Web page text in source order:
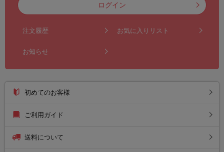
ログイン
注文履歴 お気に入りリスト
お知らせ
初めてのお客様
ご利用ガイド
送料について